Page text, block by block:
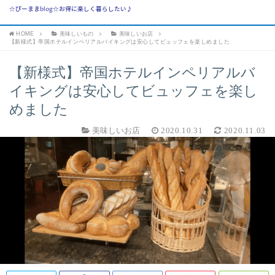
☆ぴーままblog☆お得に楽しく暮らしたい♪
HOME 美味しいもの
美味しいお店
【新様式】帝国ホテルインペリアルバイキングは安心してビュッフェを楽しめました
【新様式】帝国ホテルインペリアルバ
イキングは安心してビュッフェを楽し
めました
美味しいお店 2020.10.31 2020.11.03